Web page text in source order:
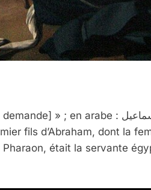
fils d’Abraham, dont la
était la servante
Le Rapport D’ADL